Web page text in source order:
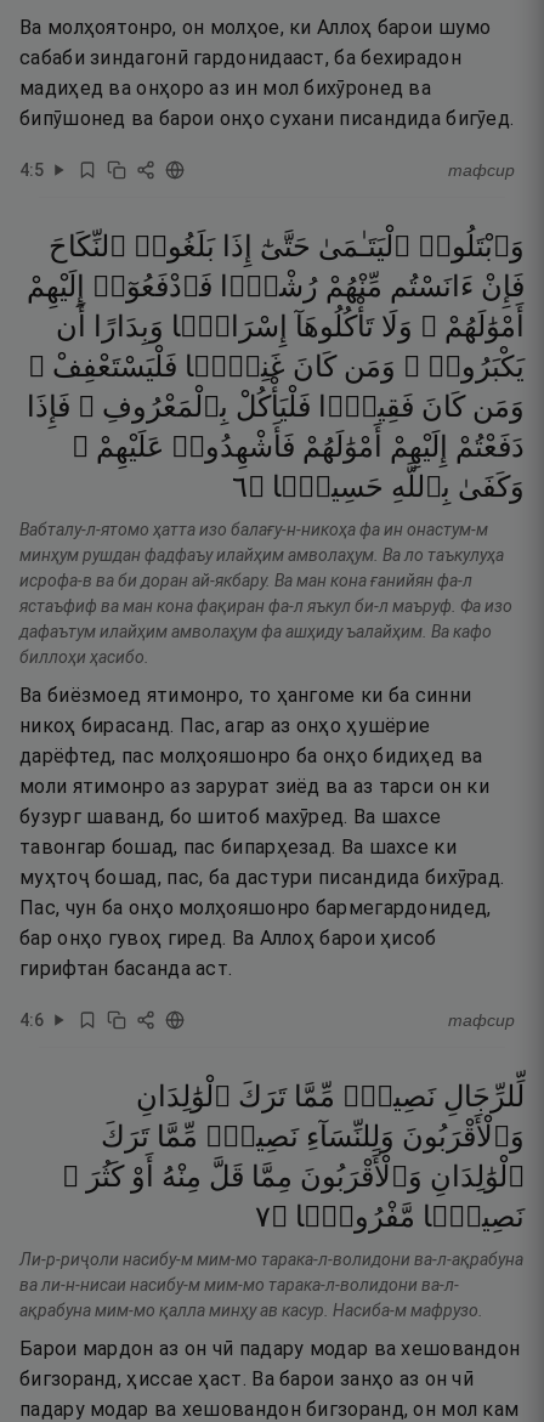
Ва молҳоятонро, он молҳое, ки Аллоҳ барои шумо
сабаби зиндагонӣ гардонидааст, ба бехирадон
мадиҳед ва онҳоро аз ин мол бихӯронед ва
бипӯшонед ва барои онҳо сухани писандида бигӯед.
4:5 тафсир
وَٱبْتَلُوا۟ ٱلْيَتَـٰمَىٰ حَتَّىٰٓ إِذَا بَلَغُوا۟ ٱلنِّكَاحَ
فَإِنْ ءَانَسْتُم مِّنْهُمْ رُشْدًۭا فَٱدْفَعُوٓا۟
إِلَيْهِمْ
أَمْوَٰلَهُمْ ۖ وَلَا تَأْكُلُوهَآ إِسْرَافًۭا وَبِدَارًا
أَن
يَكْبَرُوا۟ ۚ وَمَن كَانَ غَنِيًّۭا فَلْيَسْتَعْفِفْ ۖ
وَمَن كَانَ فَقِيرًۭا فَلْيَأْكُلْ بِٱلْمَعْرُوفِ ۚ فَإِذَا
دَفَعْتُمْ
إِلَيْهِمْ أَمْوَٰلَهُمْ فَأَشْهِدُوا۟ عَلَيْهِمْ ۚ
وَكَفَىٰ بِٱللَّهِ حَسِيبًۭا ۝٦
Вабталу-л-ятомо ҳатта изо балағу-н-никоҳа фа ин онастум-м
минҳум рушдан фадфаъу илайҳим амволаҳум. Ва ло таъкулуҳа
исрофа-в ва би доран ай-якбару. Ва ман кона ғанийян фа-л
ястаъфиф ва ман кона фақиран фа-л яъкул би-л маъруф. Фа изо
дафаътум илайҳим амволаҳум фа ашҳиду ъалайҳим. Ва кафо
биллоҳи ҳасибо.
Ва биёзмоед ятимонро, то ҳангоме ки ба синни
никоҳ бирасанд. Пас, агар аз онҳо ҳушёрие
дарёфтед, пас молҳояшонро ба онҳо бидиҳед ва
моли ятимонро аз зарурат зиёд ва аз тарси он ки
бузург шаванд, бо шитоб махӯред. Ва шахсе
тавонгар бошад, пас бипарҳезад. Ва шахсе ки
муҳтоҷ бошад, пас, ба дастури писандида бихӯрад.
Пас, чун ба онҳо молҳояшонро бармегардонидед,
бар онҳо гувоҳ гиред. Ва Аллоҳ барои ҳисоб
гирифтан басанда аст.
4:6 тафсир
لِّلرِّجَالِ نَصِيبٌۭ مِّمَّا تَرَكَ ٱلْوَٰلِدَانِ
وَٱلْأَقْرَبُونَ وَلِلنِّسَآءِ نَصِيبٌۭ مِّمَّا تَرَكَ
ٱلْوَٰلِدَانِ وَٱلْأَقْرَبُونَ مِمَّا قَلَّ مِنْهُ أَوْ كَثُرَ ۚ
نَصِيبًۭا مَّفْرُوضًۭا ۝٧
Ли-р-риҷоли насибу-м мим-мо тарака-л-волидони ва-л-ақрабуна
ва ли-н-нисаи насибу-м мим-мо тарака-л-волидони ва-л-
ақрабуна мим-мо қалла минҳу ав касур. Насиба-м мафрузо.
Барои мардон аз он чӣ падару модар ва хешовандон
бигзоранд, ҳиссае ҳаст. Ва барои занҳо аз он чӣ
падару модар ва хешовандон бигзоранд, он мол кам